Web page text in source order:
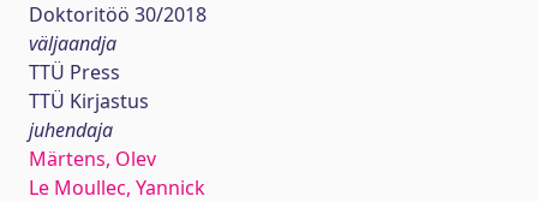
Doktoritöö 30/2018
väljaandja
TTÜ Press
TTÜ Kirjastus
juhendaja
Märtens, Olev
Le Moullec, Yannick